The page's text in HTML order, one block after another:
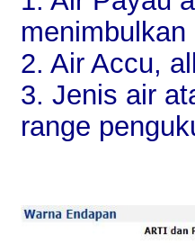
2. Air Accu,
3. Jenis air
range